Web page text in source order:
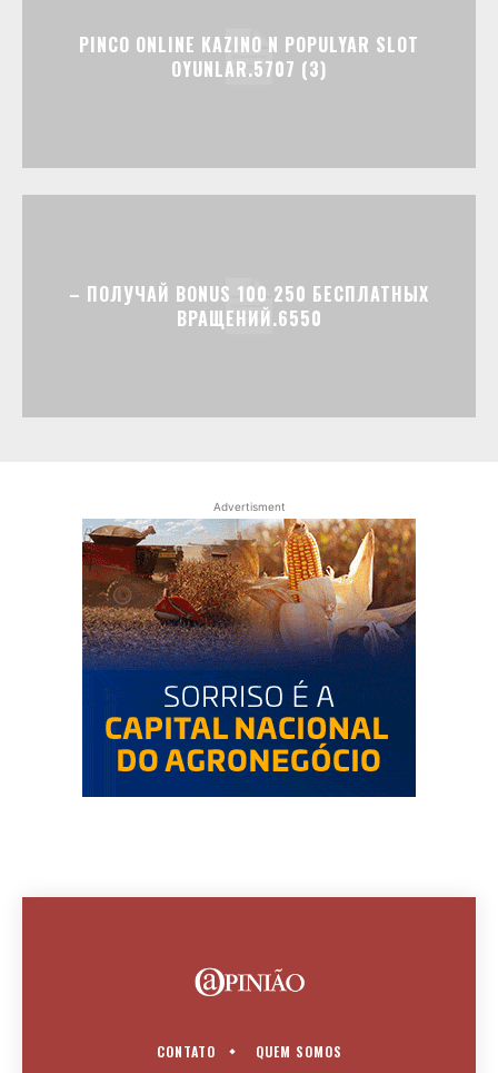
PINCO ONLINE KAZINO N POPULYAR SLOT
OYUNLAR.5707 (3)
– ПОЛУЧАЙ BONUS 100 250 БЕСПЛАТНЫХ
ВРАЩЕНИЙ.6550
Advertisment
CONTATO QUEM SOMOS